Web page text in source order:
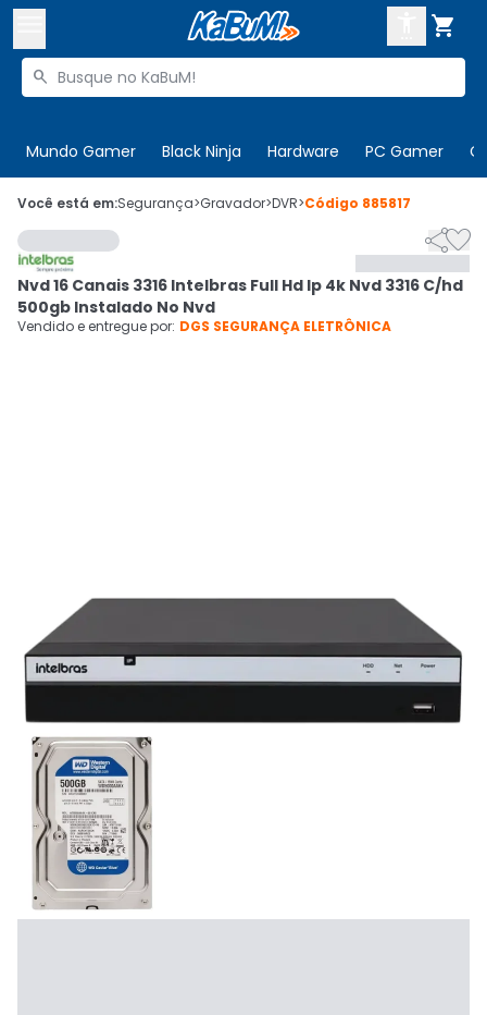

Buscar produtos

Mundo Gamer Black Ninja Hardware PC Gamer
 Olá. Acesse sua conta
 Departamentos
Cupons
CADASTRE-SE
Você está em:Segurança>Gravador>DVR>Código 885817

Nvd 16 Canais 3316 Intelbras Full Hd Ip 4k Nvd 3316 C/hd
500gb Instalado No Nvd
Vendido e entregue por: DGS SEGURANÇA ELETRÔNICA